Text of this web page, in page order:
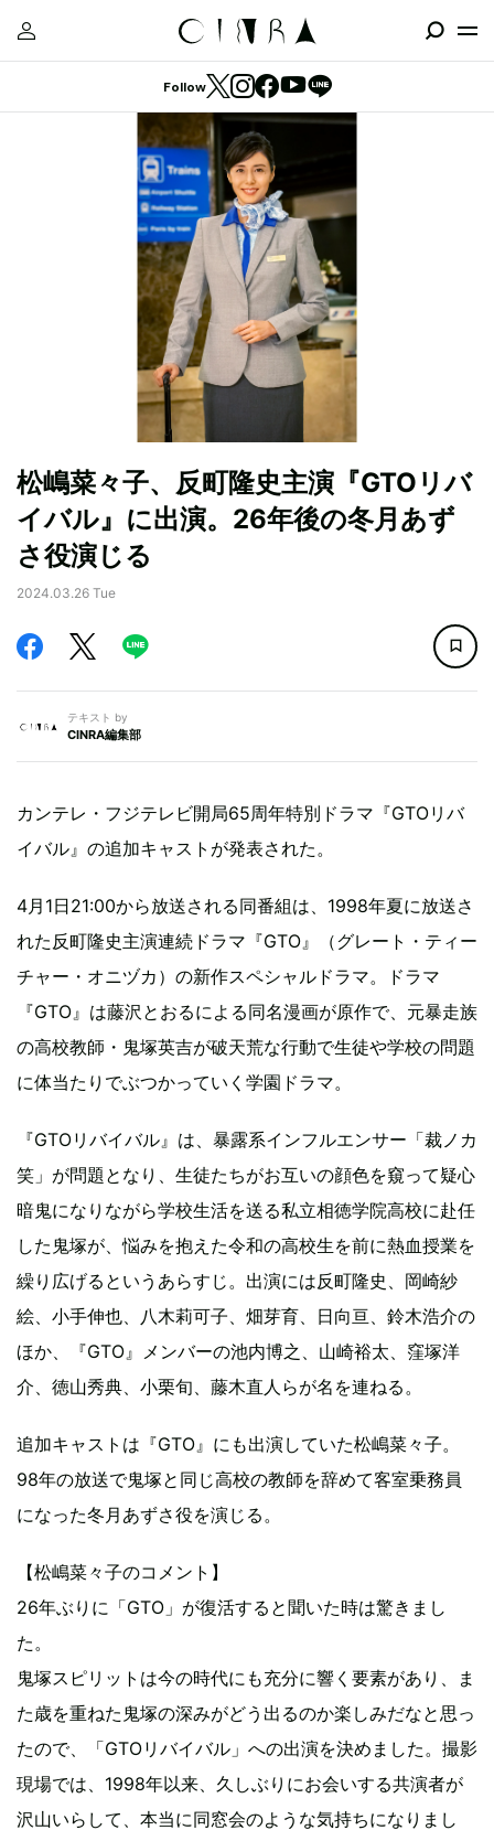
Follow
松嶋菜々子、反町隆史主演『GTOリバ
イバル』に出演。26年後の冬月あず
さ役演じる
2024.03.26 Tue
テキスト by
CINRA編集部
カンテレ・フジテレビ開局65周年特別ドラマ『GTOリバ
イバル』の追加キャストが発表された。
4月1日21:00から放送される同番組は、1998年夏に放送さ
れた反町隆史主演連続ドラマ『GTO』（グレート・ティー
チャー・オニヅカ）の新作スペシャルドラマ。ドラマ
『GTO』は藤沢とおるによる同名漫画が原作で、元暴走族
の高校教師・鬼塚英吉が破天荒な行動で生徒や学校の問題
に体当たりでぶつかっていく学園ドラマ。
『GTOリバイバル』は、暴露系インフルエンサー「裁ノカ
笑」が問題となり、生徒たちがお互いの顔色を窺って疑心
暗鬼になりながら学校生活を送る私立相徳学院高校に赴任
した鬼塚が、悩みを抱えた令和の高校生を前に熱血授業を
繰り広げるというあらすじ。出演には反町隆史、岡崎紗
絵、小手伸也、八木莉可子、畑芽育、日向亘、鈴木浩介の
ほか、『GTO』メンバーの池内博之、山崎裕太、窪塚洋
介、徳山秀典、小栗旬、藤木直人らが名を連ねる。
追加キャストは『GTO』にも出演していた松嶋菜々子。
98年の放送で鬼塚と同じ高校の教師を辞めて客室乗務員
になった冬月あずさ役を演じる。
【松嶋菜々子のコメント】
26年ぶりに「GTO」が復活すると聞いた時は驚きまし
た。
鬼塚スピリットは今の時代にも充分に響く要素があり、ま
た歳を重ねた鬼塚の深みがどう出るのか楽しみだなと思っ
たので、「GTOリバイバル」への出演を決めました。撮影
現場では、1998年以来、久しぶりにお会いする共演者が
沢山いらして、本当に同窓会のような気持ちになりまし